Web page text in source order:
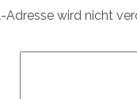
Adresse wird nicht